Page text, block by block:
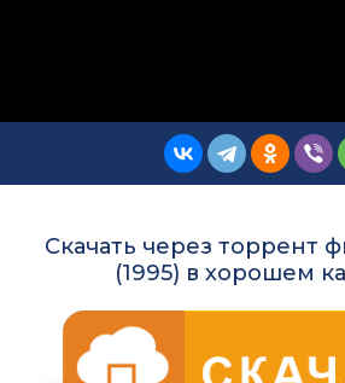
Скачать через торрент
(1995) в хорошем